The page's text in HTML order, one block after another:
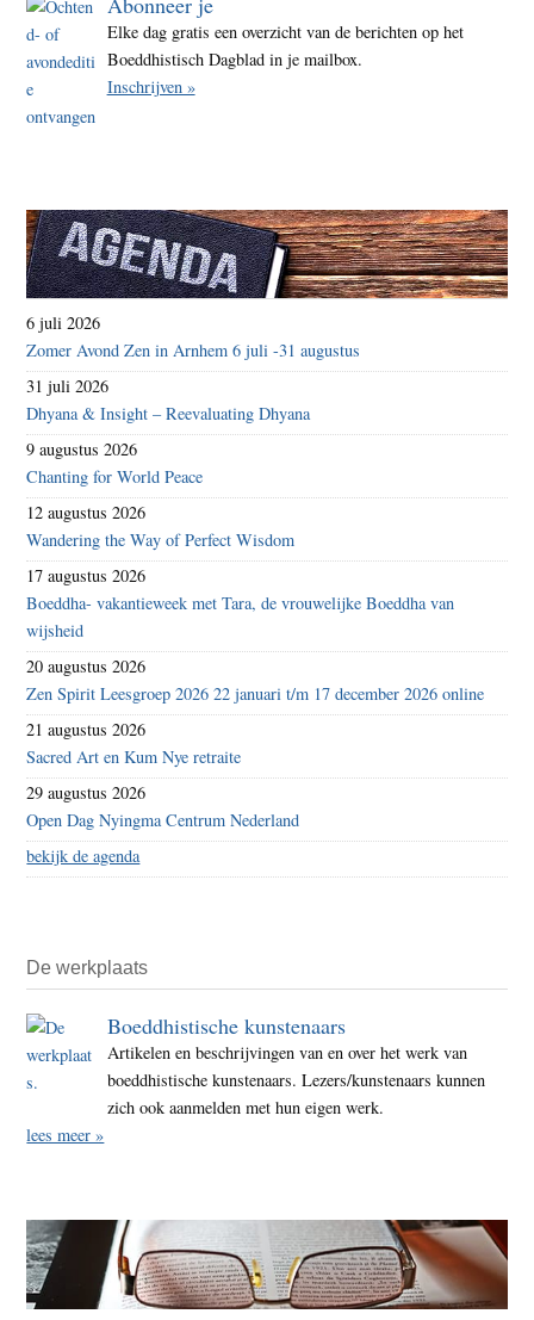
Elke dag gratis een overzicht van de berichten op het
Boeddhistisch Dagblad in je mailbox.
Inschrijven »
6 juli 2026
Zomer Avond Zen in Arnhem 6 juli -31 augustus
31 juli 2026
Dhyana & Insight – Reevaluating Dhyana
9 augustus 2026
Chanting for World Peace
12 augustus 2026
Wandering the Way of Perfect Wisdom
17 augustus 2026
Boeddha- vakantieweek met Tara, de vrouwelijke Boeddha van
wijsheid
20 augustus 2026
Zen Spirit Leesgroep 2026 22 januari t/m 17 december 2026 online
21 augustus 2026
Sacred Art en Kum Nye retraite
29 augustus 2026
Open Dag Nyingma Centrum Nederland
bekijk de agenda
De werkplaats
Boeddhistische kunstenaars
Artikelen en beschrijvingen van en over het werk van
boeddhistische kunstenaars. Lezers/kunstenaars kunnen
zich ook aanmelden met hun eigen werk.
lees meer »